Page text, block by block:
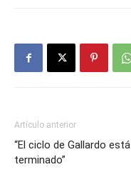
Artículo anterior
“El ciclo de Gallardo está
terminado”